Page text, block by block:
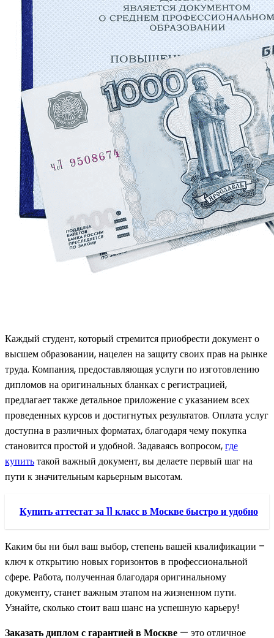
Каждый студент, который стремится приобрести документ о
высшем образовании, нацелен на защиту своих прав на рынке
труда. Компания, предоставляющая услуги по изготовлению
дипломов на оригинальных бланках с регистрацией,
предлагает также детальное приложение с указанием всех
проведенных курсов и достигнутых результатов. Оплата услуг
доступна в различных форматах, благодаря чему покупка
становится простой и удобной. Задаваясь вопросом,где
купитьтакой важный документ, вы делаете первый шаг на
пути к значительным карьерным высотам.
Купить аттестат за 11 класс в Москве быстро и удобно
Каким бы ни был ваш выбор, степень вашей квалификации –
ключ к открытию новых горизонтов в профессиональной
сфере. Работа, полученная благодаря оригинальному
документу, станет важным этапом на жизненном пути.
Узнайте, сколько стоит ваш шанс на успешную карьеру!
Заказать диплом с гарантией в Москве — это отличное